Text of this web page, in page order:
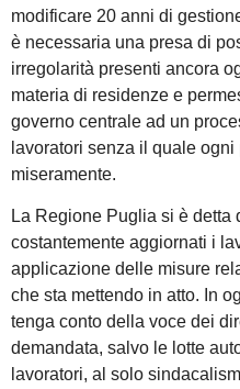
modificare 20 anni di
è necessaria una presa di
irregolarità presenti ancora
materia di residenze e
governo centrale ad un
lavoratori senza il quale
miseramente.
La Regione Puglia si è detta
costantemente aggiornati i
applicazione delle misure
che sta mettendo in atto. In
tenga conto della voce dei
demandata, salvo le lotte
lavoratori, al solo